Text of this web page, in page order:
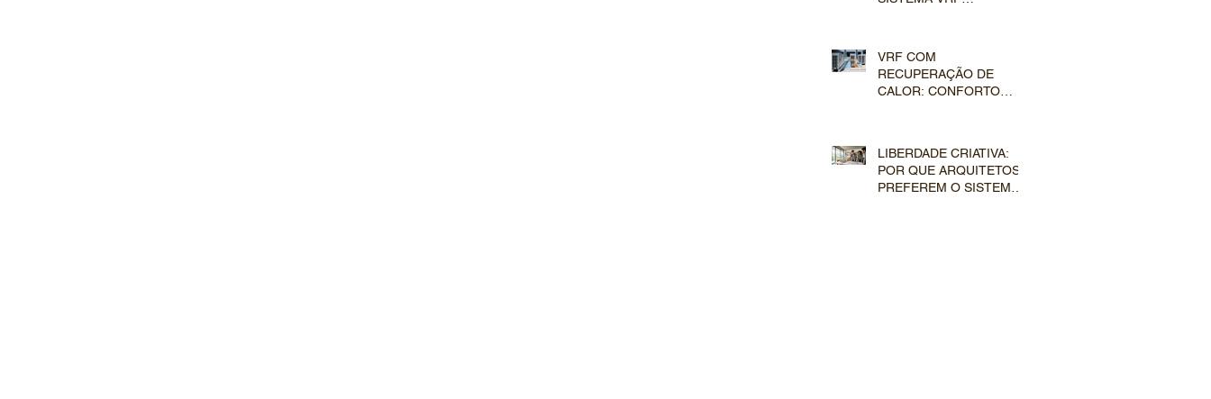
ARQUITETÔNICOS DE
ALTO PADRÃO
VRF COM
RECUPERAÇÃO DE
CALOR: CONFORTO
LIBERDADE CRIATIVA:
POR QUE ARQUITETOS
PREFEREM O SISTEMA